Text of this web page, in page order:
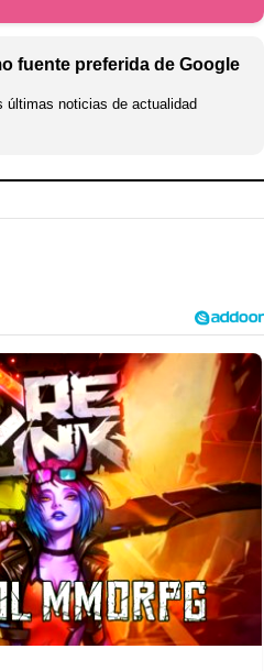
fuente preferida de Google
últimas noticias de actualidad